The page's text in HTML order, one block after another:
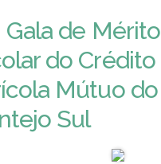
Gala de Mérito
do Crédito
Mútuo do
Sul